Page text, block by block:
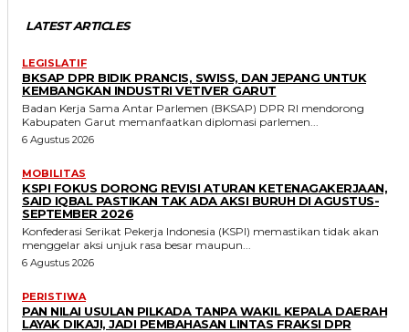
LATEST ARTICLES
LEGISLATIF
BKSAP DPR BIDIK PRANCIS, SWISS, DAN JEPANG UNTUK
KEMBANGKAN INDUSTRI VETIVER GARUT
Badan Kerja Sama Antar Parlemen (BKSAP) DPR RI mendorong
Kabupaten Garut memanfaatkan diplomasi parlemen...
6 Agustus 2026
MOBILITAS
KSPI FOKUS DORONG REVISI ATURAN KETENAGAKERJAAN,
SAID IQBAL PASTIKAN TAK ADA AKSI BURUH DI AGUSTUS-
SEPTEMBER 2026
Konfederasi Serikat Pekerja Indonesia (KSPI) memastikan tidak akan
menggelar aksi unjuk rasa besar maupun...
6 Agustus 2026
PERISTIWA
PAN NILAI USULAN PILKADA TANPA WAKIL KEPALA DAERAH
LAYAK DIKAJI, JADI PEMBAHASAN LINTAS FRAKSI DPR